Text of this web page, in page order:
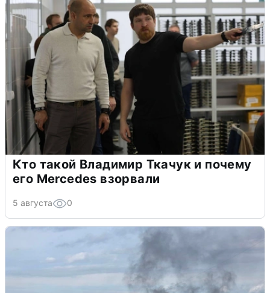
Кто такой Владимир Ткачук и почему
его Mercedes взорвали
5 августа 0